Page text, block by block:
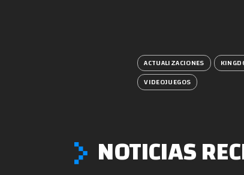
ACTUALIZACIONES
VIDEOJUEGOS
NOTICIAS